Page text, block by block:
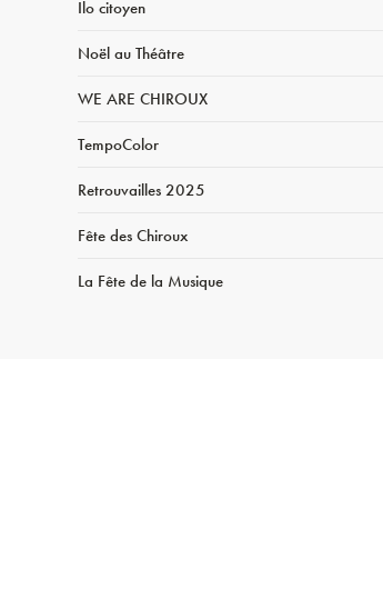
Ilo citoyen
Noël au Théâtre
WE ARE CHIROUX
TempoColor
Retrouvailles 2025
Fête des Chiroux
La Fête de la Musique